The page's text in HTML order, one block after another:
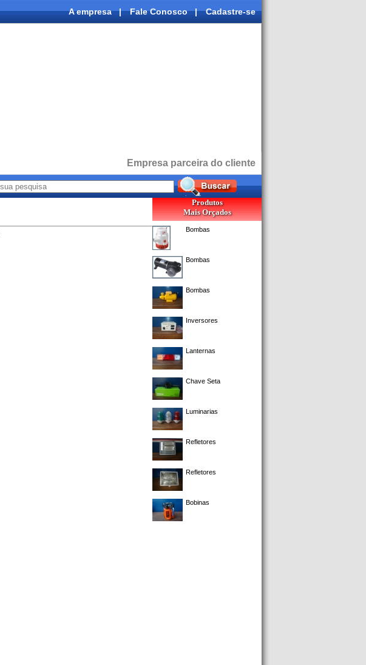
A empresa| Fale Conosco| Cadastre-se
Empresa parceira do cliente
Produtos
Mais Orçados
Bombas
Bombas
Bombas
Inversores
Lanternas
Chave Seta
Luminarias
Refletores
Refletores
Bobinas